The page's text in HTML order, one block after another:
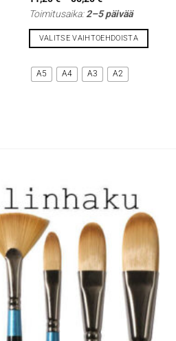
11,20 €
-
Toimitusaika:2–5 päivää
VALITSE VAIHTOEHDOISTA
tuotteella
on
A5 A4 A3 A2